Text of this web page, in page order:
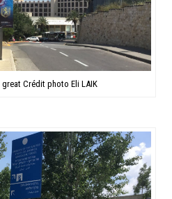
Crédit photo Eli LAIK